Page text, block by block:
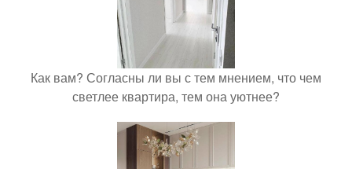
Как вам? Согласны ли вы с тем мнением, что чем
светлее квартира, тем она уютнее?